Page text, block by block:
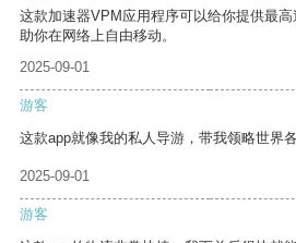
这款加速器VPM应用程序可以给你提供最
助你在网络上自由移动。
2025-09-01
游客
这款app就像我的私人导游，带我领略世界各
2025-09-01
游客